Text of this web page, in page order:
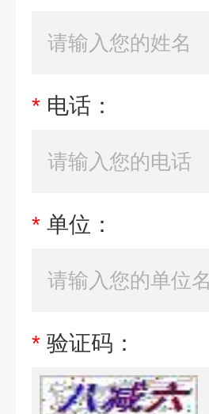
* 电话：
* 单位：
* 验证码：